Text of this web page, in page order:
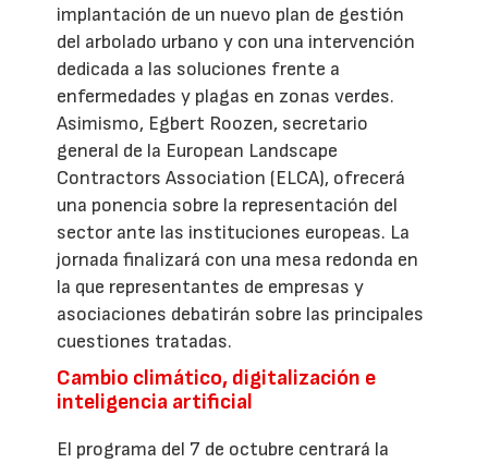
implantación de un nuevo plan de gestión
del arbolado urbano y con una intervención
dedicada a las soluciones frente a
enfermedades y plagas en zonas verdes.
Asimismo, Egbert Roozen, secretario
general de la European Landscape
Contractors Association (ELCA), ofrecerá
una ponencia sobre la representación del
sector ante las instituciones europeas. La
jornada finalizará con una mesa redonda en
la que representantes de empresas y
asociaciones debatirán sobre las principales
cuestiones tratadas.
Cambio climático, digitalización e
inteligencia artificial
El programa del 7 de octubre centrará la